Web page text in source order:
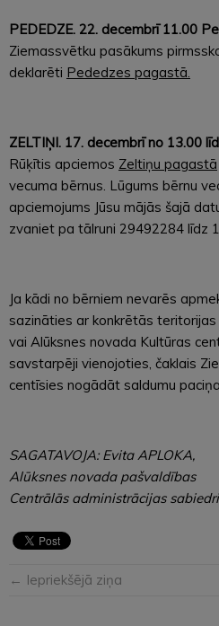
PEDEDZE. 22. decembrī 11.00
Ziemassvētku pasākums
deklarēti Pededzes pagastā.
ZELTIŅI. 17. decembrī no 13.00
Rūķītis apciemos Zeltiņu pagastā
vecuma bērnus. Lūgums bērnu
apciemojums Jūsu mājās šajā
zvaniet pa tālruni 29492284 līdz
Ja kādi no bērniem nevarēs
sazināties ar konkrētās
vai Alūksnes novada Kultūras
savstarpēji vienojoties, čaklais
centīsies nogādāt saldumu
SAGATAVOJA: Evita APLOKA,
Alūksnes novada pašvaldības
Centrālās administrācijas
← Iepriekšējā ziņa